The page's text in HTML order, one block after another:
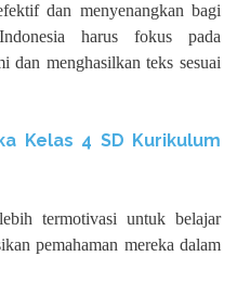
dan menyenangkan bagi
harus fokus pada
dan menghasilkan teks sesuai
Kelas 4 SD Kurikulum
termotivasi untuk belajar
pemahaman mereka dalam